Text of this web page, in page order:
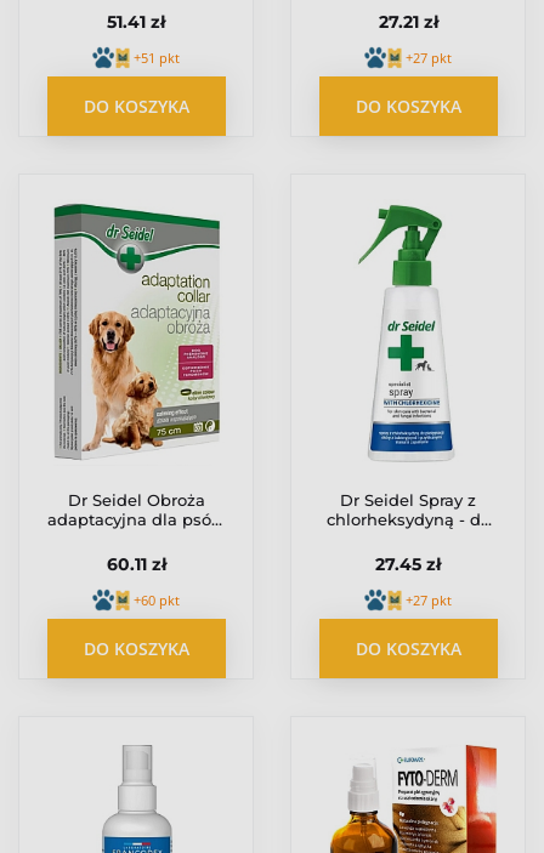
behawioralnego dla
psów 30ml
51.41 zł
+51 pkt
DO KOSZYKA
27.21 zł
+27 pkt
DO KOSZYKA
Dr Seidel Obroża
adaptacyjna dla psów
60.11 zł
+60 pkt
DO KOSZYKA
Dr Seidel Spray z
chlorheksydyną - do
grzybiczymi stanami
zapalnymi 100ml
27.45 zł
+27 pkt
DO KOSZYKA